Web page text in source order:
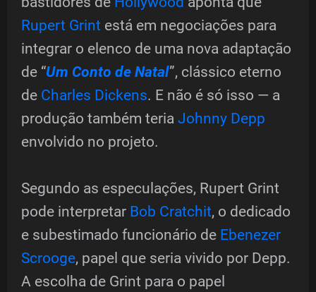
Rupert Grint está em negociações para
integrar o elenco de uma nova adaptação
de “Um Conto de Natal”, clássico eterno
de Charles Dickens. E não é só isso — a
produção também teria Johnny Depp
envolvido no projeto.
Segundo as especulações, Rupert Grint
pode interpretar Bob Cratchit, o dedicado
e subestimado funcionário de Ebenezer
Scrooge, papel que seria vivido por Depp.
A escolha de Grint para o papel